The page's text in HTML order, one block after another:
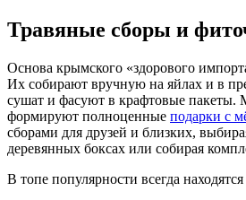
Травяные сборы и
Основа крымского «здорового
Их собирают вручную на яйлах и в
сушат и фасуют в крафтовые пакеты.
формируют полноценные подарки с
сборами для друзей и близких,
деревянных боксах или собирая
В топе популярности всегда